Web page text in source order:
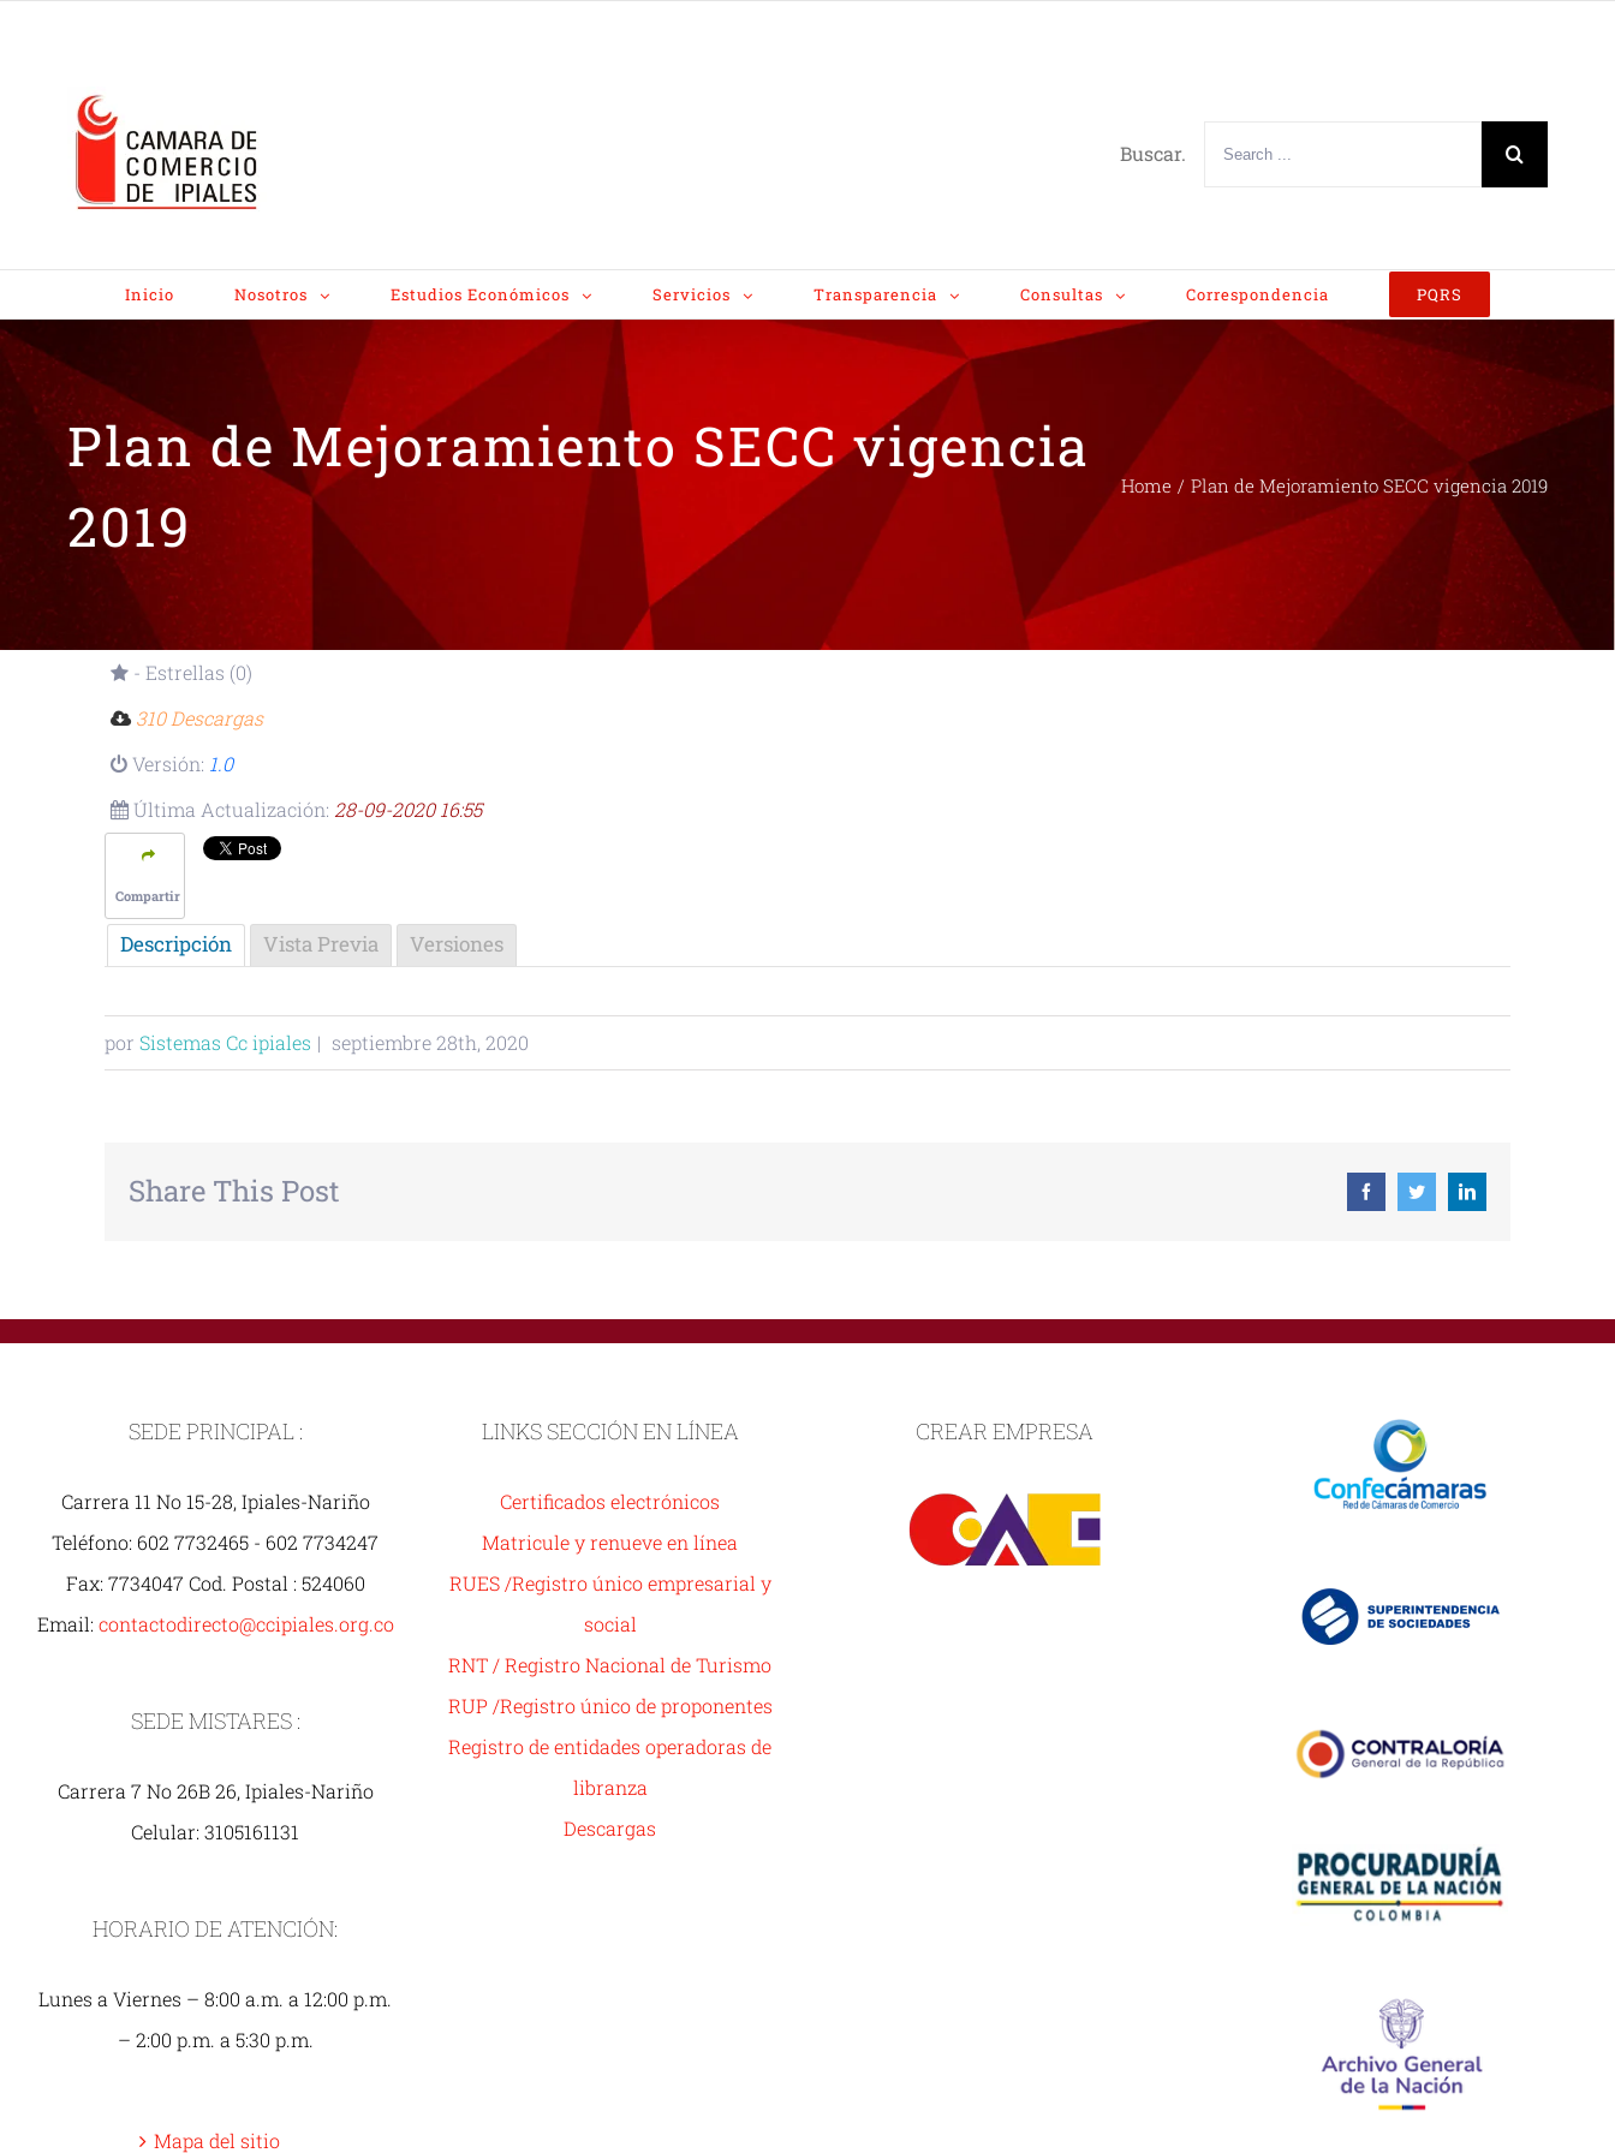
Buscar.
Inicio Nosotros Estudios Económicos Servicios Transparencia Consultas Correspondencia PQRS
Plan de Mejoramiento SECC vigencia
2019
Home / Plan de Mejoramiento SECC vigencia 2019
- Estrellas (0)
310 Descargas
Versión: 1.0
Última Actualización: 28-09-2020 16:55
Compartir
Descripción Vista Previa Versiones
por Sistemas Cc ipiales | septiembre 28th, 2020
Share This Post FacebookTwitterLinkedin
SEDE PRINCIPAL :
Carrera 11 No 15-28, Ipiales-Nariño
Teléfono: 602 7732465 - 602 7734247
Fax: 7734047 Cod. Postal : 524060
Email: contactodirecto@ccipiales.org.co
SEDE MISTARES :
Carrera 7 No 26B 26, Ipiales-Nariño
Celular: 3105161131
HORARIO DE ATENCIÓN:
Lunes a Viernes – 8:00 a.m. a 12:00 p.m.
– 2:00 p.m. a 5:30 p.m.
Mapa del sitio
LINKS SECCIÓN EN LÍNEA
Certificados electrónicos
Matricule y renueve en línea
RUES /Registro único empresarial y
social
RNT / Registro Nacional de Turismo
RUP /Registro único de proponentes
Registro de entidades operadoras de
libranza
Descargas
CREAR EMPRESA